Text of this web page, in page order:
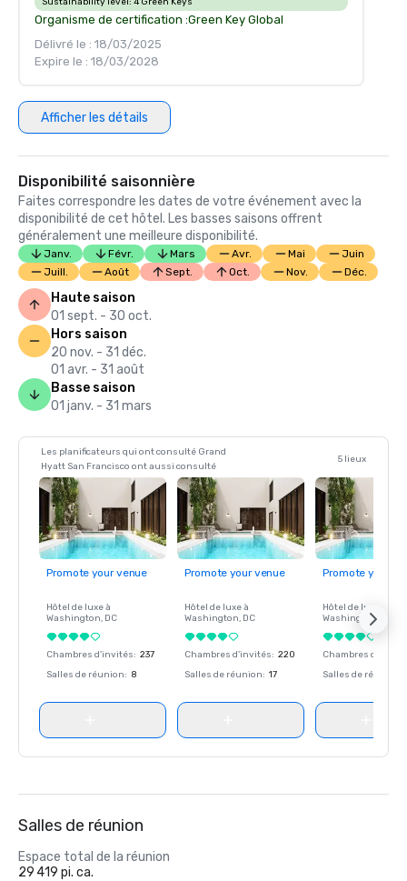
Organisme de certification :Green Key Global
Délivré le : 18/03/2025
Expire le : 18/03/2028
Afficher les détails
Disponibilité saisonnière
Faites correspondre les dates de votre événement avec la
disponibilité de cet hôtel. Les basses saisons offrent
généralement une meilleure disponibilité.
Janv. Févr. Mars Avr. Mai
Juin
Juill.
Août Sept. Oct. Nov. Déc.
Haute saison
01 sept. - 30 oct.
Hors saison
20 nov. - 31 déc.
01 avr. - 31 août
Basse saison
01 janv. - 31 mars
Les planificateurs qui ont consulté Grand
Hyatt San Francisco ont aussi consulté
5 lieux
Promote your venue
Hôtel de luxe à
Washington, DC
Chambres d'invités: 237
Salles de réunion: 8
Promote your venue
Hôtel de luxe à
Washington, DC
Chambres d'invités: 220
Salles de réunion: 17
Promote your
Hôtel de luxe à
Washington
Chambres
Salles de réunion
Salles de réunion
Espace total de la réunion
29 419 pi. ca.